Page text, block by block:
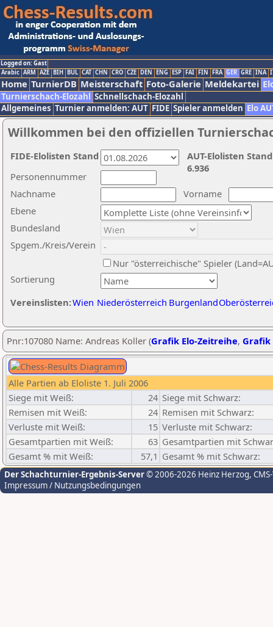
Logged on: Gast
Arabic ARM AZE BIH BUL CAT CHN CRO CZE DEN ENG ESP FAI FIN FRA GER GRE INA
Home TurnierDB Meisterschaft Foto-Galerie Meldekartei
Turnierschach-Elozahl Schnellschach-Elozahl
Allgemeines Turnier anmelden: AUT FIDE Spieler anmelden Elo
Willkommen bei den offiziellen
Nachname
Vorname
Ebene
Sortierung
Personennummer
Bundesland
Spgem./Kreis/Verein
Nur "österreichische" Spieler
Vereinslisten:Wien Niederösterreich Burgenland
AUT-Elolisten
6.936
FIDE-Elolisten Stand
Pnr:107080 Name: Andreas Koller (Grafik Elo-Zeitreihe, Grafik
Alle Partien ab Eloliste 1. Juli 2006
Siege mit Weiß:
24 Siege mit Schwarz:
Remisen mit Weiß:
24 Remisen mit Schwarz:
Verluste mit Weiß:
15 Verluste mit Schwarz:
Gesamtpartien mit Weiß:
63 Gesamtpartien mit
Gesamt % mit Weiß:
57,1 Gesamt % mit Schwarz:
Der Schachturnier-Ergebnis-Server© 2006-2026 Heinz Herzog,
Impressum / Nutzungsbedingungen